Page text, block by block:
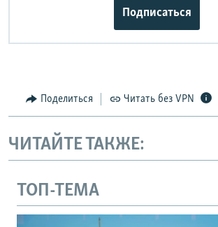
Подписаться
Поделиться Читать без VPN
ЧИТАЙТЕ ТАКЖЕ:
ТОП-ТЕМА